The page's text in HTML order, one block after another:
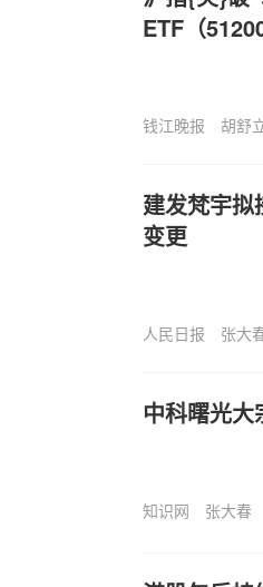
ETF（
钱江晚报 胡舒
建发梵宇
变更
人民日报 张大
中科曙光
知识网 张大春